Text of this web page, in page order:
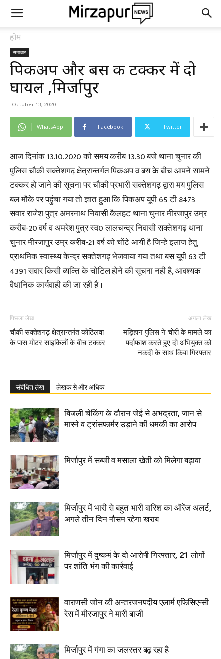
होम
समाचार
पिकअप और बस की टक्कर में दो
घायल ,मिर्जापुर
October 13, 2020
WhatsApp Facebook Twitter
आज दिनांक 13.10.2020 को समय करीब 13.30 बजे थाना चुनार की
पुलिस चौकी सक्तेशगढ़ क्षेत्रान्तर्गत पिकअप व बस के बीच आमने सामने
टक्कर हो जाने की सूचना पर चौकी प्रभारी सक्तेशगढ़ द्वारा मय पुलिस
बल मौके पर पहुंचा गया तो ज्ञात हुआ कि पिकअप यूपी 65 टी 8473
सवार राजेश पुत्र अमरनाथ निवासी कैलहट थाना चुनार मीरजापुर उम्र
करीब-20 वर्ष व अमरेश पुत्र स्व0 लालचन्द्र निवासी सक्तेशगढ़ थाना
चुनार मीरजापुर उम्र करीब-21 वर्ष को चोंटे आयी है जिन्हे इलाज हेतु
प्राथमिक स्वास्थ्य केन्द्र सक्तेशगढ़ भेजवाया गया तथा बस यूपी 63 टी
4391 सवार किसी व्यक्ति के चोटिल होने की सूचना नही है, आवश्यक
वैधानिक कार्यवाही की जा रही है ।
पिछला लेख
चौकी सक्तेशगढ़ क्षेत्रान्तर्गत कोठिलवा
के पास मोटर साइकिलों के बीच टक्कर
अगला लेख
मड़िहान पुलिस ने चोरी के मामले का
पर्दाफाश करते हुए दो अभियुक्त को
नकदी के साथ किया गिरफ्तार
संबंधित लेख लेखक से और अधिक
बिजली चेकिंग के दौरान जेई से अभद्रता, जान से
मारने व ट्रांसफार्मर उड़ाने की धमकी का आरोप
मिर्जापुर में सब्जी व मसाला खेती को मिलेगा बढ़ावा
मिर्जापुर में भारी से बहुत भारी बारिश का ऑरेंज अलर्ट,
अगले तीन दिन मौसम रहेगा खराब
मिर्जापुर में दुष्कर्म के दो आरोपी गिरफ्तार, 21 लोगों
पर शांति भंग की कार्रवाई
वाराणसी जोन की अन्तरजनपदीय एलार्म एफिसिएन्सी
रेस में मीरजापुर ने मारी बाजी
मिर्जापुर में गंगा का जलस्तर बढ़ रहा है